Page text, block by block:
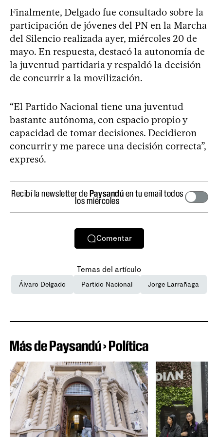
Finalmente, Delgado fue consultado sobre la
participación de jóvenes del PN en la Marcha
del Silencio realizada ayer, miércoles 20 de
mayo. En respuesta, destacó la autonomía de
la juventud partidaria y respaldó la decisión
de concurrir a la movilización.
“El Partido Nacional tiene una juventud
bastante autónoma, con espacio propio y
capacidad de tomar decisiones. Decidieron
concurrir y me parece una decisión correcta”,
expresó.
Recibí la newsletter dePaysandúen tu email todos
los miércoles
Comentar
Temas del artículo
Álvaro Delgado Partido Nacional Jorge Larrañaga
Más de Paysandú › Política